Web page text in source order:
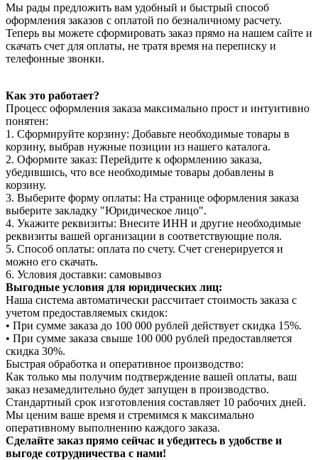
Мы рады предложить вам удобный и быстрый способ
оформления заказов с оплатой по безналичному расчету.
Теперь вы можете сформировать заказ прямо на нашем сайте и
скачать счет для оплаты, не тратя время на переписку и
телефонные звонки.
Как это работает?
Процесс оформления заказа максимально прост и интуитивно
понятен:
1. Сформируйте корзину: Добавьте необходимые товары в
корзину, выбрав нужные позиции из нашего каталога.
2. Оформите заказ: Перейдите к оформлению заказа,
убедившись, что все необходимые товары добавлены в
корзину.
3. Выберите форму оплаты: На странице оформления заказа
выберите закладку "Юридическое лицо".
4. Укажите реквизиты: Внесите ИНН и другие необходимые
реквизиты вашей организации в соответствующие поля.
5. Способ оплаты: оплата по счету. Счет сгенерируется и
можно его скачать.
6. Условия доставки: самовывоз
Выгодные условия для юридических лиц:
Наша система автоматически рассчитает стоимость заказа с
учетом предоставляемых скидок:
• При сумме заказа до 100 000 рублей действует скидка 15%.
• При сумме заказа свыше 100 000 рублей предоставляется
скидка 30%.
Быстрая обработка и оперативное производство:
Как только мы получим подтверждение вашей оплаты, ваш
заказ незамедлительно будет запущен в производство.
Стандартный срок изготовления составляет 10 рабочих дней.
Мы ценим ваше время и стремимся к максимально
оперативному выполнению каждого заказа.
Сделайте заказ прямо сейчас и убедитесь в удобстве и
выгоде сотрудничества с нами!